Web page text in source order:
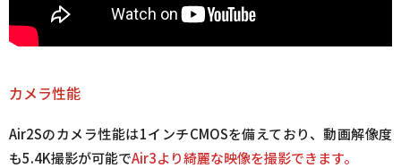
カメラ性能
Air2Sのカメラ性能は1インチCMOSを備えており、動画解像度
も5.4K撮影が可能でAir3より綺麗な映像を撮影できます。